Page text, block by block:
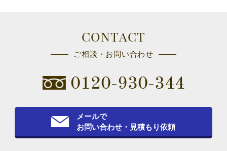
CONTACT
ご相談・お問い合わせ
0120-930-344
メールで
お問い合わせ・見積もり依頼